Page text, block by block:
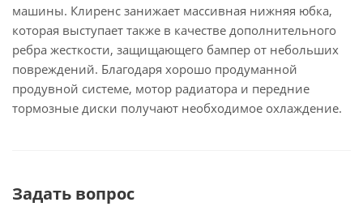
машины. Клиренс занижает массивная нижняя юбка,
которая выступает также в качестве дополнительного
ребра жесткости, защищающего бампер от небольших
повреждений. Благодаря хорошо продуманной
продувной системе, мотор радиатора и передние
тормозные диски получают необходимое охлаждение.
Задать вопрос